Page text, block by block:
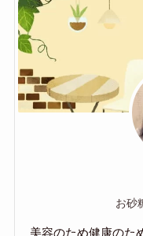
お砂
美容のため健康のた